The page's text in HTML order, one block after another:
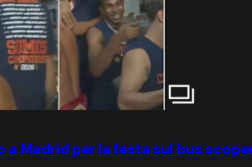
a Madrid per la festa sul bus